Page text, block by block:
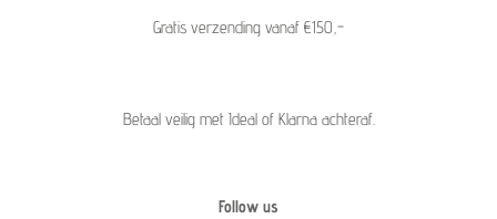
Gratis verzending vanaf €150,-
Betaal veilig met Ideal of Klarna achteraf.
Follow us